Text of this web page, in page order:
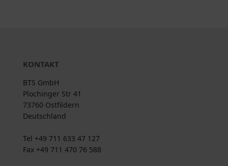
KONTAKT
BTS GmbH
Plochinger Str 41
73760 Ostfildern
Deutschland
Tel +49 711 633 47 127
Fax +49 711 470 76 588